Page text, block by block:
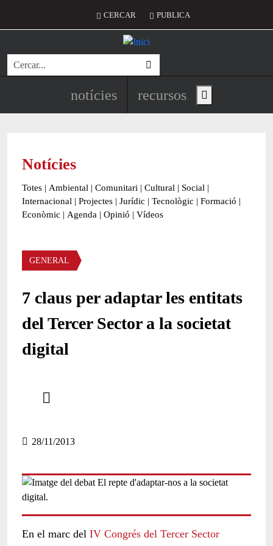
Menú del compte d'usuari
CERCAR PUBLICA
Cerca
Navegació principal de
notícies recursos Show main menu
Notícies
Totes | Ambiental | Comunitari | Cultural | Social |
Internacional | Projectes | Jurídic | Tecnològic | Formació |
Econòmic | Agenda | Opinió | Vídeos
Àmbit de la notícia
GENERAL
7 claus per adaptar les entitats
del Tercer Sector a la societat
digital
28/11/2013
En el marc del IV Congrés del Tercer Sector